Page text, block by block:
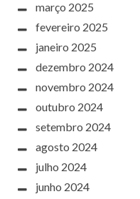
março 2025
fevereiro 2025
janeiro 2025
dezembro 2024
novembro 2024
outubro 2024
setembro 2024
agosto 2024
julho 2024
junho 2024